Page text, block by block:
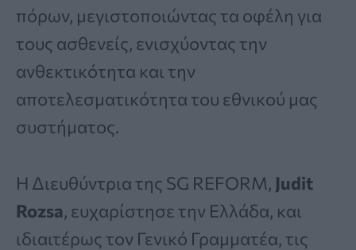
πόρων, μεγιστοποιώντας τα οφέλη για
τους ασθενείς, ενισχύοντας την
ανθεκτικότητα και την
αποτελεσματικότητα του εθνικού μας
συστήματος.
Η Διευθύντρια της SG REFORM, Judit
Rozsa, ευχαρίστησε την Ελλάδα, και
ιδιαιτέρως τον Γενικό Γραμματέα, τις